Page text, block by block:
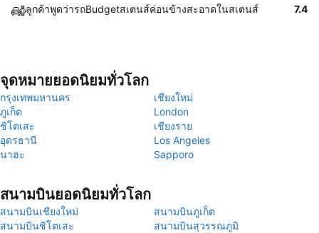
ลูกค้าพูดว่ารถBudgetสเตนส์ค่อนข้างสะอาดในสเตนส์ 7.4
จุดหมายยอดนิยมทั่วโลก
กรุงเทพมหานคร
เชียงใหม่
ภูเก็ต
London
ชิโตเสะ
เชียงราย
อุดรธานี
Los Angeles
นาฮะ
Sapporo
สนามบินยอดนิยมทั่วโลก
สนามบินเชียงใหม่
สนามบินภูเก็ต
สนามบินชิโตเสะ
สนามบินสุวรรณภูมิ